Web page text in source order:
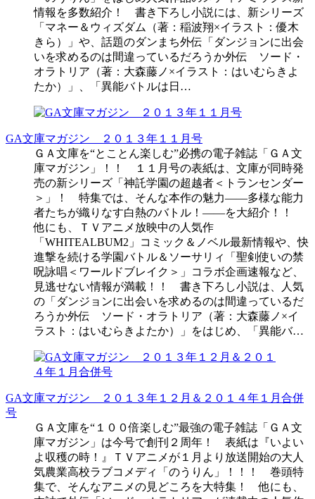
情報を多数紹介！ 書き下ろし小説には、新シリーズ
「マネー＆ウィズダム（著：稲波翔×イラスト：優木
きら）」や、話題のダンまち外伝「ダンジョンに出会
いを求めるのは間違っているだろうか外伝 ソード・
オラトリア（著：大森藤ノ×イラスト：はいむらきよ
たか）」、「異能バトルは日…
GA文庫マガジン ２０１３年１１月号
ＧＡ文庫を“とことん楽しむ”必携の電子雑誌「ＧＡ文
庫マガジン」！！ １１月号の表紙は、文庫が同時発
売の新シリーズ「神託学園の超越者＜トランセンダー
＞」！ 特集では、そんな本作の魅力――多様な能力
者たちが織りなす白熱のバトル！――を大紹介！！
他にも、ＴＶアニメ放映中の人気作
「WHITEALBUM2」コミック＆ノベル最新情報や、快
進撃を続ける学園バトル＆ソーサリィ「聖剣使いの禁
呪詠唱＜ワールドブレイク＞」コラボ企画速報など、
見逃せない情報が満載！！ 書き下ろし小説は、人気
の「ダンジョンに出会いを求めるのは間違っているだ
ろうか外伝 ソード・オラトリア（著：大森藤ノ×イ
ラスト：はいむらきよたか）」をはじめ、「異能バ…
GA文庫マガジン ２０１３年１２月＆２０１４年１月合併
号
ＧＡ文庫を“１００倍楽しむ”最強の電子雑誌「ＧＡ文
庫マガジン」は今号で創刊２周年！ 表紙は『いよい
よ収穫の時！』ＴＶアニメが１月より放送開始の大人
気農業高校ラブコメディ「のうりん」！！！ 巻頭特
集で、そんなアニメの見どころを大特集！ 他にも、